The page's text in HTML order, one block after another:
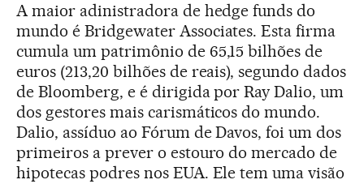
A maior adinistradora de hedge funds do
mundo é Bridgewater Associates. Esta firma
cumula um patrimônio de 65,15 bilhões de
euros (213,20 bilhões de reais), segundo dados
de Bloomberg, e é dirigida por Ray Dalio, um
dos gestores mais carismáticos do mundo.
Dalio, assíduo ao Fórum de Davos, foi um dos
primeiros a prever o estouro do mercado de
hipotecas podres nos EUA. Ele tem uma visão